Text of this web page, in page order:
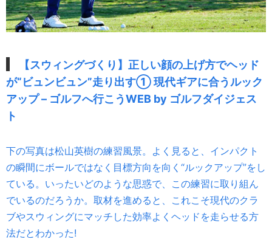
【スウィングづくり】正しい顔の上げ方でヘッド
が“ビュンビュン”走り出す① 現代ギアに合うルック
アップ – ゴルフへ行こうWEB by ゴルフダイジェス
ト
下の写真は松山英樹の練習風景。よく見ると、インパクト
の瞬間にボールではなく目標方向を向く“ルックアップ”をし
ている。いったいどのような思惑で、この練習に取り組ん
でいるのだろうか。取材を進めると、これこそ現代のクラ
ブやスウィングにマッチした効率よくヘッドを走らせる方
法だとわかった!